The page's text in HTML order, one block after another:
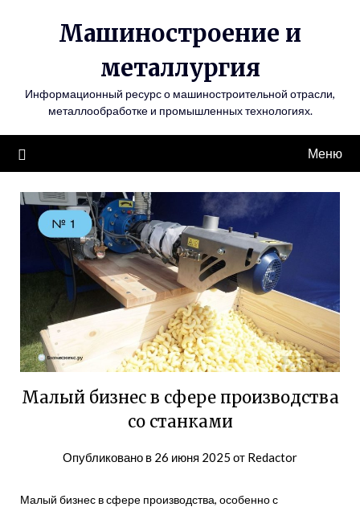
Машиностроение и
металлургия
Информационный ресурс о машиностроительной отрасли,
металлообработке и промышленных технологиях.
Меню
Малый бизнес в сфере производства
со станками
Опубликовано в 26 июня 2025 от Redactor
Малый бизнес в сфере производства, особенно с